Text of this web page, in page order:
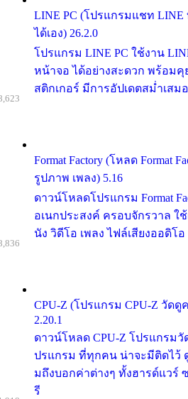
LINE PC (โปรแกรมแชท
ได้เอง) 26.2.0
โปรแกรม LINE PC ใช้งาน
หน้าจอ ได้อย่างสะดวก พร้อมคุ
สติกเกอร์ มีการอัปเดตสม่ำเสมอ
Format Factory (โหลด Format
รูปภาพ เพลง) 5.16
ดาวน์โหลดโปรแกรม Format
อเนกประสงค์ ครอบจักรวาล ใ
นัง วิดีโอ เพลง ไฟล์เสียงออดิโอ
CPU-Z (โปรแกรม CPU-Z วัดดู
2.20.1
ดาวน์โหลด CPU-Z โปรแกรมวั
ปรแกรม ที่ทุกคน น่าจะมีติดไว้
มถึงบอกค่าต่างๆ ทั้งฮารด์แวร์
รี